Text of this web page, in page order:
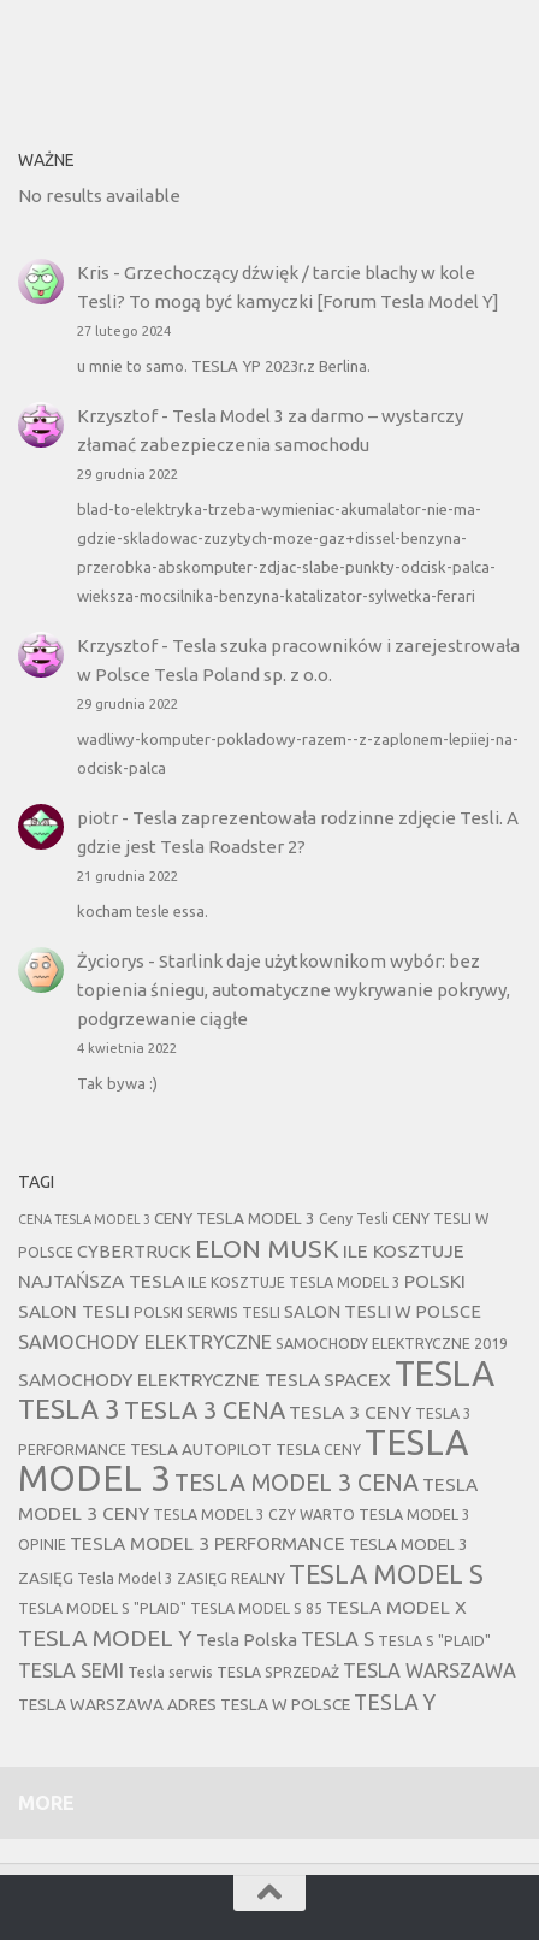
WAŻNE
No results available
Kris - Grzechoczący dźwięk / tarcie blachy w kole
Tesli? To mogą być kamyczki [Forum Tesla Model Y]
27 lutego 2024
u mnie to samo. TESLA YP 2023r.z Berlina.
Krzysztof- Tesla Model 3 za darmo – wystarczy
złamać zabezpieczenia samochodu
29 grudnia 2022
blad-to-elektryka-trzeba-wymieniac-akumalator-nie-ma-
gdzie-skladowac-zuzytych-moze-gaz+dissel-benzyna-
przerobka-abskomputer-zdjac-slabe-punkty-odcisk-palca-
wieksza-mocsilnika-benzyna-katalizator-sylwetka-ferari
Krzysztof- Tesla szuka pracowników i zarejestrowała
w Polsce Tesla Poland sp. z o.o.
29 grudnia 2022
wadliwy-komputer-pokladowy-razem--z-zaplonem-lepiiej-na-
odcisk-palca
piotr- Tesla zaprezentowała rodzinne zdjęcie Tesli. A
gdzie jest Tesla Roadster 2?
21 grudnia 2022
kocham tesle essa.
Życiorys - Starlink daje użytkownikom wybór: bez
topienia śniegu, automatyczne wykrywanie pokrywy,
podgrzewanie ciągłe
4 kwietnia 2022
Tak bywa :)
TAGI
CENA TESLA MODEL 3 CENY TESLA MODEL 3 Ceny Tesli CENY TESLI W
POLSCE CYBERTRUCK ELON MUSK ILE KOSZTUJE
NAJTAŃSZA TESLA
ILE KOSZTUJE TESLA MODEL 3 POLSKI
SALON TESLI POLSKI SERWIS TESLI SALON TESLI W POLSCE
SAMOCHODY ELEKTRYCZNE SAMOCHODY ELEKTRYCZNE 2019
SAMOCHODY ELEKTRYCZNE TESLA SPACEX TESLA
TESLA 3 TESLA 3 CENA TESLA 3 CENY TESLA 3
PERFORMANCE TESLA AUTOPILOT TESLA CENY TESLA
MODEL 3 TESLA MODEL 3 CENA TESLA
MODEL 3 CENY TESLA MODEL 3 CZY WARTO TESLA MODEL 3
OPINIE TESLA MODEL 3 PERFORMANCE TESLA MODEL 3
ZASIĘG Tesla Model 3 ZASIĘG REALNY TESLA MODEL S
TESLA MODEL S "PLAID" TESLA MODEL S 85 TESLA MODEL X
TESLA MODEL Y Tesla Polska TESLA S TESLA S "PLAID"
TESLA SEMI Tesla serwis TESLA SPRZEDAŻ TESLA WARSZAWA
TESLA WARSZAWA ADRES TESLA W POLSCE TESLA Y
MORE